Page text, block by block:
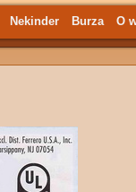
Nekinder Burza O